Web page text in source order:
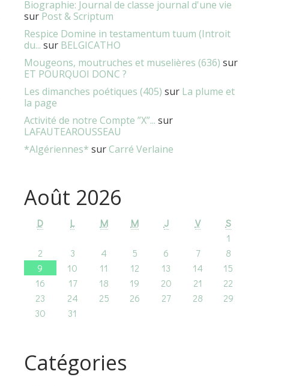
Biographie: Journal de classe journal d'une vie
sur Post & Scriptum
Respice Domine in testamentum tuum (Introit
du... sur BELGICATHO
Mougeons, moutruches et muselières (636) sur
ET POURQUOI DONC ?
Les dimanches poétiques (405) sur La plume et
la page
Activité de notre Compte ”X”... sur
LAFAUTEAROUSSEAU
*Algériennes* sur Carré Verlaine
Août 2026
D L M M J V
S
1
2
3 4 5 6 7
8
9
10 11 12 13 14
15
16
17 18 19 20 21
22
23
24 25 26 27 28
29
30
31
Catégories